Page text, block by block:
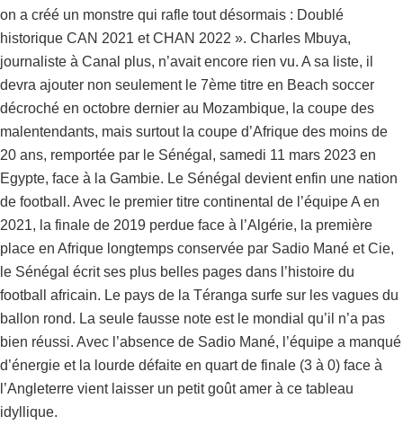
on a créé un monstre qui rafle tout désormais : Doublé
historique CAN 2021 et CHAN 2022 ». Charles Mbuya,
journaliste à Canal plus, n’avait encore rien vu. A sa liste, il
devra ajouter non seulement le 7ème titre en Beach soccer
décroché en octobre dernier au Mozambique, la coupe des
malentendants, mais surtout la coupe d’Afrique des moins de
20 ans, remportée par le Sénégal, samedi 11 mars 2023 en
Egypte, face à la Gambie. Le Sénégal devient enfin une nation
de football. Avec le premier titre continental de l’équipe A en
2021, la finale de 2019 perdue face à l’Algérie, la première
place en Afrique longtemps conservée par Sadio Mané et Cie,
le Sénégal écrit ses plus belles pages dans l’histoire du
football africain. Le pays de la Téranga surfe sur les vagues du
ballon rond. La seule fausse note est le mondial qu’il n’a pas
bien réussi. Avec l’absence de Sadio Mané, l’équipe a manqué
d’énergie et la lourde défaite en quart de finale (3 à 0) face à
l’Angleterre vient laisser un petit goût amer à ce tableau
idyllique.